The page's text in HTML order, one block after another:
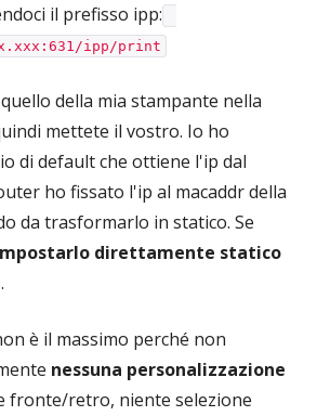
il prefisso ipp:
ipp/print
della mia stampante nella
mettete il vostro. Io ho
di default che ottiene l'ip dal
ho fissato l'ip al macaddr della
da trasformarlo in statico. Se
direttamente statico
.
è il massimo perché non
nessuna personalizzazione
fronte/retro, niente selezione